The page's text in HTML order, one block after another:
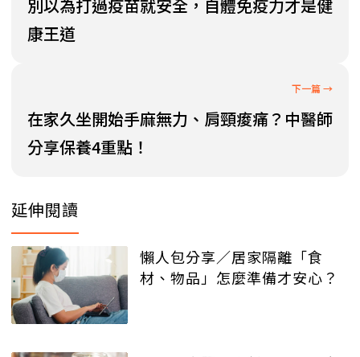
別以為打過疫苗就安全，自體免疫力才是健
康王道
在家久坐開始手麻無力、肩頸痠痛？中醫師
分享保養4重點！
延伸閱讀
懶人包分享／居家隔離「食
材、物品」怎麼準備才安心？